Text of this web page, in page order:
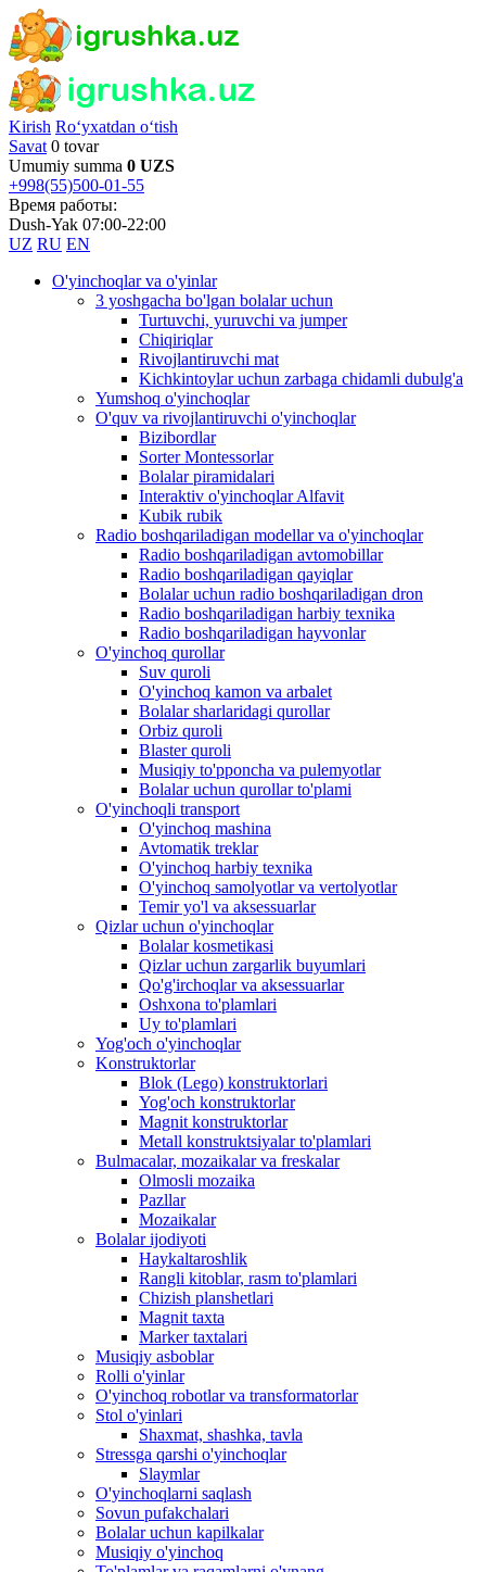
Kirish Ro‘yxatdan o‘tish
Savat 0 tovar
Umumiy summa 0 UZS
+998(55)500-01-55
Время работы:
Dush-Yak 07:00-22:00
UZ RU EN
O'yinchoqlar va o'yinlar
3 yoshgacha bo'lgan bolalar uchun
Turtuvchi, yuruvchi va jumper
Chiqiriqlar
Rivojlantiruvchi mat
Kichkintoylar uchun zarbaga chidamli dubulg'a
Yumshoq o'yinchoqlar
O'quv va rivojlantiruvchi o'yinchoqlar
Bizibordlar
Sorter Montessorlar
Bolalar piramidalari
Interaktiv o'yinchoqlar Alfavit
Kubik rubik
Radio boshqariladigan modellar va o'yinchoqlar
Radio boshqariladigan avtomobillar
Radio boshqariladigan qayiqlar
Bolalar uchun radio boshqariladigan dron
Radio boshqariladigan harbiy texnika
Radio boshqariladigan hayvonlar
O'yinchoq qurollar
Suv quroli
O'yinchoq kamon va arbalet
Bolalar sharlaridagi qurollar
Orbiz quroli
Blaster quroli
Musiqiy to'pponcha va pulemyotlar
Bolalar uchun qurollar to'plami
O'yinchoqli transport
O'yinchoq mashina
Avtomatik treklar
O'yinchoq harbiy texnika
O'yinchoq samolyotlar va vertolyotlar
Temir yo'l va aksessuarlar
Qizlar uchun o'yinchoqlar
Bolalar kosmetikasi
Qizlar uchun zargarlik buyumlari
Qo'g'irchoqlar va aksessuarlar
Oshxona to'plamlari
Uy to'plamlari
Yog'och o'yinchoqlar
Konstruktorlar
Blok (Lego) konstruktorlari
Yog'och konstruktorlar
Magnit konstruktorlar
Metall konstruktsiyalar to'plamlari
Bulmacalar, mozaikalar va freskalar
Olmosli mozaika
Pazllar
Mozaikalar
Bolalar ijodiyoti
Haykaltaroshlik
Rangli kitoblar, rasm to'plamlari
Chizish planshetlari
Magnit taxta
Marker taxtalari
Musiqiy asboblar
Rolli o'yinlar
O'yinchoq robotlar va transformatorlar
Stol o'yinlari
Shaxmat, shashka, tavla
Stressga qarshi o'yinchoqlar
Slaymlar
O'yinchoqlarni saqlash
Sovun pufakchalari
Bolalar uchun kapilkalar
Musiqiy o'yinchoq